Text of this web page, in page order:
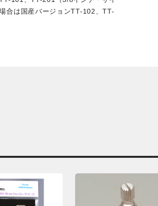
合は国産バージョンTT-102、TT-